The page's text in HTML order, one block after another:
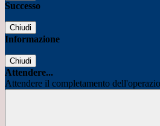
Successo
Chiudi
Informazione
Chiudi
Attendere...
Attendere il completamento